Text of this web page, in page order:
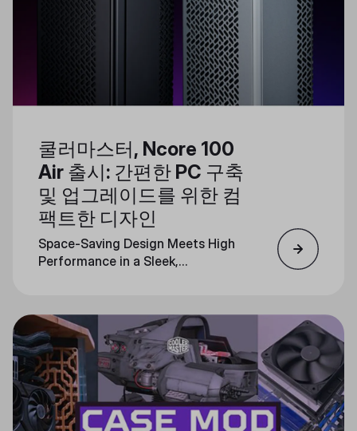
쿨러마스터, Ncore 100
Air 출시: 간편한 PC 구축
및 업그레이드를 위한 컴
팩트한 디자인
Space-Saving Design Meets High
Performance in a Sleek,